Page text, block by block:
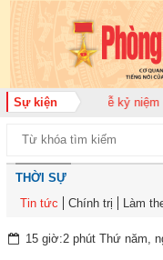
Sự kiện
tổ chức Lễ kỷ niệm 50
THỜI SỰ
Tin tức
Chính trị Làm
15 giờ:2 phút Thứ năm,